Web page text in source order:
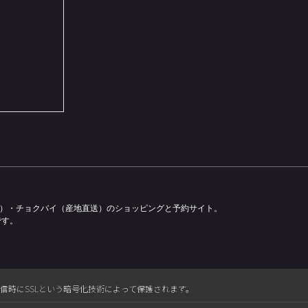
チョクバイ（産地直送）のショッピングと予約サイト。
。
にSSLという暗号化技術によって保護されます。